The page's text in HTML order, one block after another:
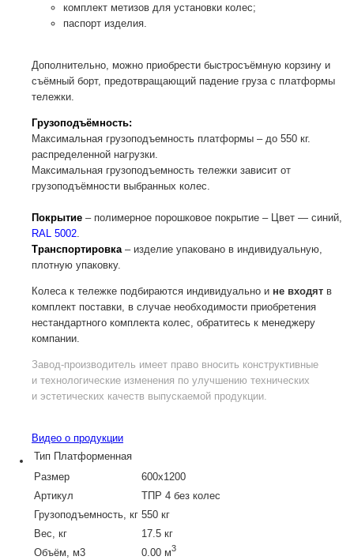
комплект метизов для установки колес;
паспорт изделия.
Дополнительно, можно приобрести быстросъёмную корзину и
съёмный борт, предотвращающий падение груза с платформы
тележки.
Грузоподъёмность:
Максимальная грузоподъемность платформы – до 550 кг.
распределенной нагрузки.
Максимальная грузоподъемность тележки зависит от
грузоподъёмности выбранных колес.
Покрытие – полимерное порошковое покрытие – Цвет — синий,
RAL 5002
Транспортировка – изделие упаковано в индивидуальную,
плотную упаковку.
Колеса к тележке подбираются индивидуально и не входят в
комплект поставки, в случае необходимости приобретения
нестандартного комплекта колес, обратитесь к менеджеру
компании.
Завод-производитель имеет право вносить конструктивные
и технологические изменения по улучшению технических
и эстетических качеств выпускаемой продукции.
Видео о продукции
Тип Платформенная
Размер
600х1200
Артикул
ТПР 4 без колес
Грузоподъемность, кг 550 кг
Вес, кг
17.5 кг
Объём, м3
0.00 м3